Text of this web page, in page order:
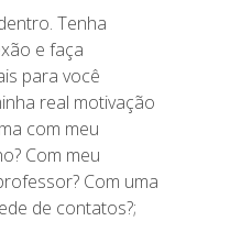
Tenha
e faça
para você
real motivação
com meu
Com meu
Com uma
de contatos?;